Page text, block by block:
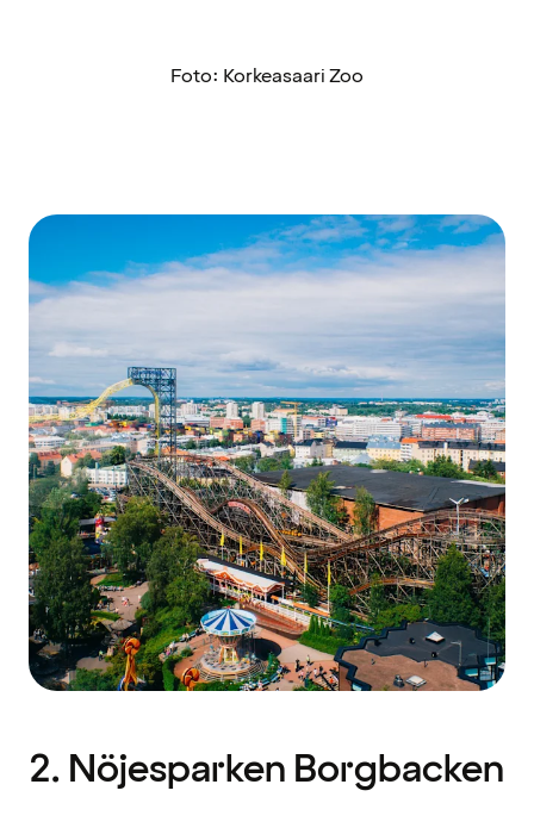
Foto: Korkeasaari Zoo
2. Nöjesparken Borgbacken